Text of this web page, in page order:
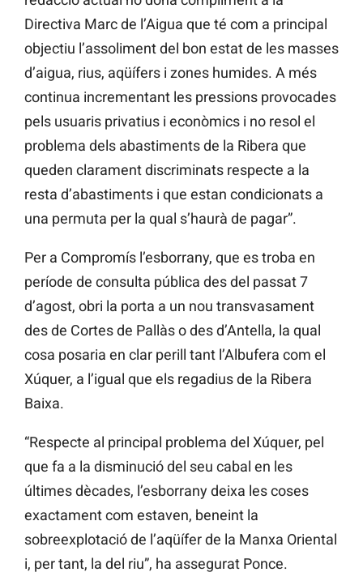
Directiva Marc de l’Aigua que té com a principal
objectiu l’assoliment del bon estat de les masses
d’aigua, rius, aqüífers i zones humides. A més
continua incrementant les pressions provocades
pels usuaris privatius i econòmics i no resol el
problema dels abastiments de la Ribera que
queden clarament discriminats respecte a la
resta d’abastiments i que estan condicionats a
una permuta per la qual s’haurà de pagar”.
Per a Compromís l’esborrany, que es troba en
període de consulta pública des del passat 7
d’agost, obri la porta a un nou transvasament
des de Cortes de Pallàs o des d’Antella, la qual
cosa posaria en clar perill tant l’Albufera com el
Xúquer, a l’igual que els regadius de la Ribera
Baixa.
“Respecte al principal problema del Xúquer, pel
que fa a la disminució del seu cabal en les
últimes dècades, l’esborrany deixa les coses
exactament com estaven, beneint la
sobreexplotació de l’aqüífer de la Manxa Oriental
i, per tant, la del riu”, ha assegurat Ponce.